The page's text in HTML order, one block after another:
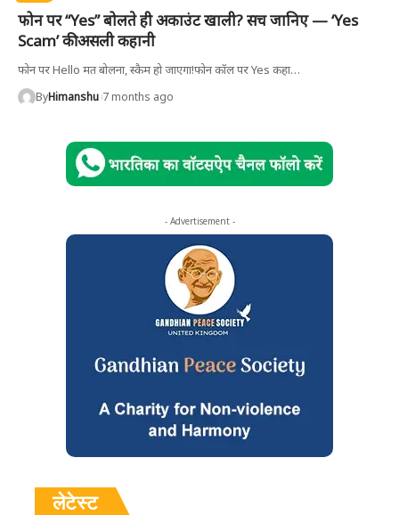
फोन पर “Yes” बोलते ही अकाउंट खाली? सच जानिए — ‘Yes
Scam’ की असली कहानी
फोन पर Hello मत बोलना, स्कैम हो जाएगा!फोन कॉल पर Yes कहा…
ByHimanshu 7 months ago
- Advertisement -
लेटेस्ट